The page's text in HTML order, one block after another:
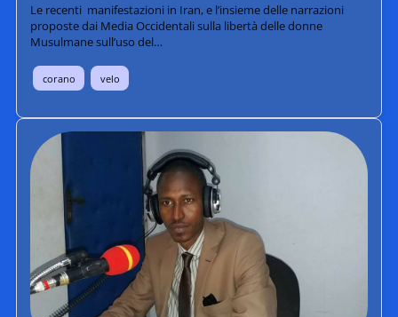
Le recenti manifestazioni in Iran, e l’insieme delle narrazioni
proposte dai Media Occidentali sulla libertà delle donne
Musulmane sull’uso del…
corano velo